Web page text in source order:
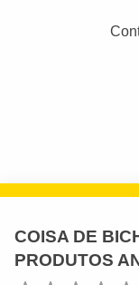
COISA DE
PRODUTOS